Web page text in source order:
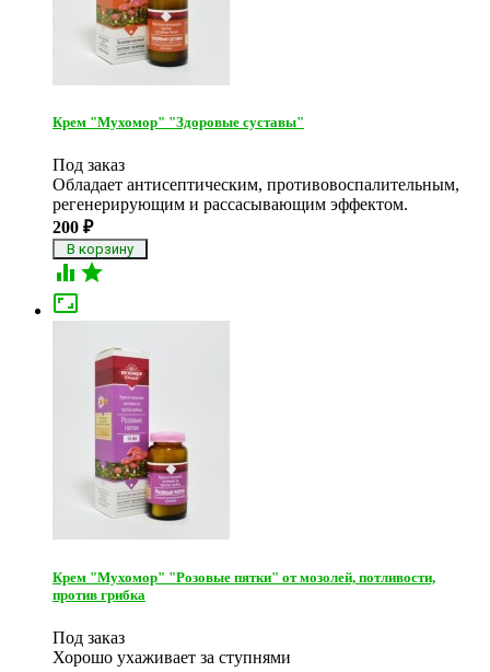
Крем "Мухомор" "Здоровые суставы"
Под заказ
Обладает антисептическим, противовоспалительным,
регенерирующим и рассасывающим эффектом.​
200 ₽
 

Крем "Мухомор" "Розовые пятки" от мозолей, потливости,
против грибка
Под заказ
Хорошо ухаживает за ступнями